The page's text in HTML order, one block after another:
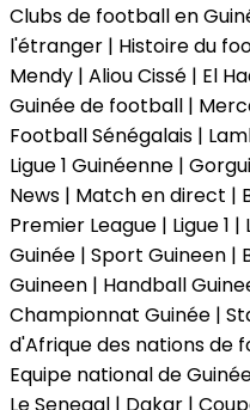
Clubs de football en
l'étranger | Histoire du
Mendy | Aliou Cissé | El
Guinée de football |
Football Sénégalais |
Ligue 1 Guinéenne |
News | Match en direct |
Premier League | Ligue 1 |
Guinée | Sport Guineen |
Guineen | Handball
Championnat Guinée |
d'Afrique des nations de
Equipe national de
Le Senegal | Dakar |